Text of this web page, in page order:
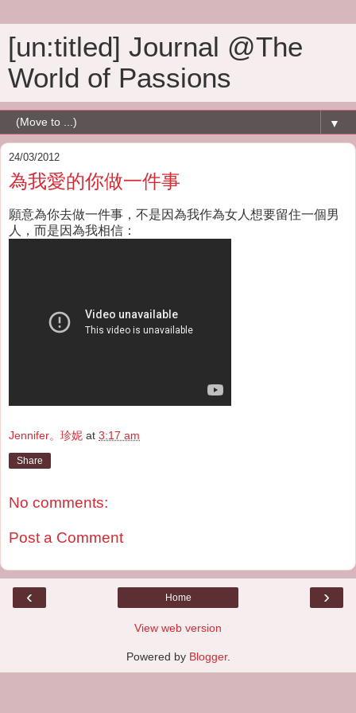
[un:titled] Journal @The
World of Passions
▼
24/03/2012
為我愛的你做一件事
願意為你去做一件事，不是因為我作為女人想要留住一個男
人，而是因為我相信：
Jennifer。珍妮 at 3:17 am
Share
No comments:
Post a Comment
‹ ›
Home
View web version
Powered by Blogger.